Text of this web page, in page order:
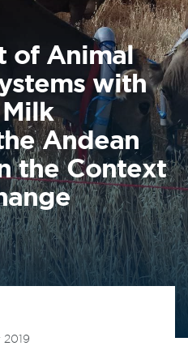
la
y El
Sar
of Animal
with
Andean
the Context